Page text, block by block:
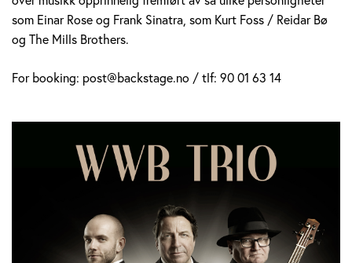
som Einar Rose og Frank Sinatra, som Kurt Foss / Reidar Bø
og The Mills Brothers.
For booking: post@backstage.no / tlf: 90 01 63 14